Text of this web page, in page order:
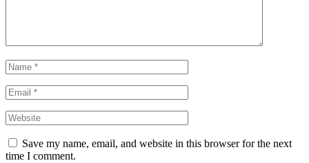
Save my name, email, and website in this browser for the next
time I comment.